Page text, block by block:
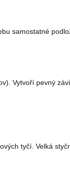
samostatné
Vytvoří pevný
tyčí. Velká